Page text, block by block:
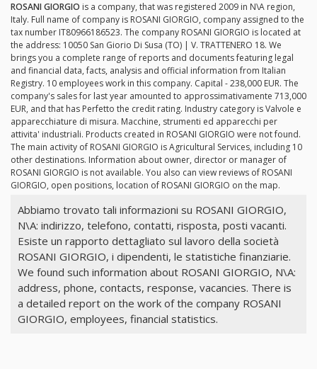
ROSANI GIORGIO is a company, that was registered 2009 in N\A region,
Italy. Full name of company is ROSANI GIORGIO, company assigned to the
tax number IT80966186523. The company ROSANI GIORGIO is located at
the address: 10050 San Giorio Di Susa (TO) | V. TRATTENERO 18. We
brings you a complete range of reports and documents featuring legal
and financial data, facts, analysis and official information from Italian
Registry. 10 employees work in this company. Capital - 238,000 EUR. The
company's sales for last year amounted to approssimativamente 713,000
EUR, and that has Perfetto the credit rating. Industry category is Valvole e
apparecchiature di misura. Macchine, strumenti ed apparecchi per
attivita' industriali. Products created in ROSANI GIORGIO were not found.
The main activity of ROSANI GIORGIO is Agricultural Services, including 10
other destinations. Information about owner, director or manager of
ROSANI GIORGIO is not available. You also can view reviews of ROSANI
GIORGIO, open positions, location of ROSANI GIORGIO on the map.
Abbiamo trovato tali informazioni su ROSANI GIORGIO,
N\A: indirizzo, telefono, contatti, risposta, posti vacanti.
Esiste un rapporto dettagliato sul lavoro della società
ROSANI GIORGIO, i dipendenti, le statistiche finanziarie.
We found such information about ROSANI GIORGIO, N\A:
address, phone, contacts, response, vacancies. There is
a detailed report on the work of the company ROSANI
GIORGIO, employees, financial statistics.